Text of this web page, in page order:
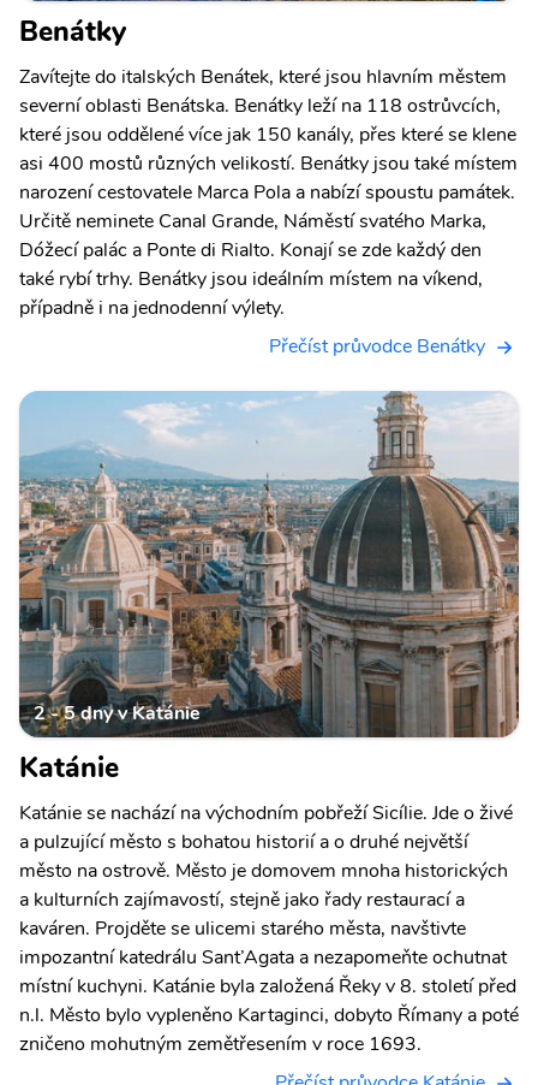
Benátky
Zavítejte do italských Benátek, které jsou hlavním městem
severní oblasti Benátska. Benátky leží na 118 ostrůvcích,
které jsou oddělené více jak 150 kanály, přes které se klene
asi 400 mostů různých velikostí. Benátky jsou také místem
narození cestovatele Marca Pola a nabízí spoustu památek.
Určitě neminete Canal Grande, Náměstí svatého Marka,
Dóžecí palác a Ponte di Rialto. Konají se zde každý den
také rybí trhy. Benátky jsou ideálním místem na víkend,
případně i na jednodenní výlety.
Přečíst průvodce Benátky
2 - 5 dny v Katánie
Katánie
Katánie se nachází na východním pobřeží Sicílie. Jde o živé
a pulzující město s bohatou historií a o druhé největší
město na ostrově. Město je domovem mnoha historických
a kulturních zajímavostí, stejně jako řady restaurací a
kaváren. Projděte se ulicemi starého města, navštivte
impozantní katedrálu Sant’Agata a nezapomeňte ochutnat
místní kuchyni. Katánie byla založená Řeky v 8. století před
n.l. Město bylo vypleněno Kartaginci, dobyto Římany a poté
zničeno mohutným zemětřesením v roce 1693.